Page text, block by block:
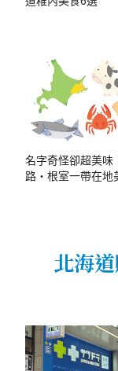
名字奇怪卻超美味
路・根室一帶在地
北海